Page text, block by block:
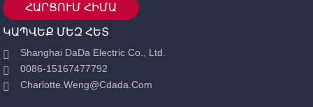
ՀԱՐՑՈՒՄ ՀԻՄԱ
ԿԱՊՎԵՔ ՄԵԶ ՀԵՏ
Shanghai DaDa Electric Co., Ltd.
0086-15167477792
Charlotte.weng@cdada.com